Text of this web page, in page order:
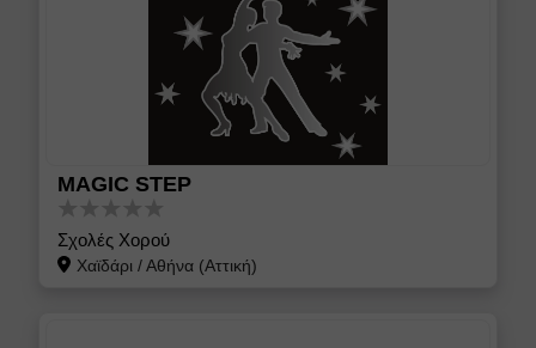
MAGIC STEP
Σχολές Χορού
Χαϊδάρι/Αθήνα (Αττική)